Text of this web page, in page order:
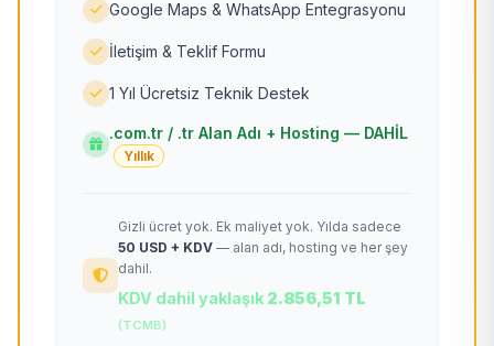
Google Maps & WhatsApp Entegrasyonu
İletişim & Teklif Formu
1 Yıl Ücretsiz Teknik Destek
.com.tr / .tr Alan Adı + Hosting — DAHİL
Yıllık
Gizli ücret yok. Ek maliyet yok. Yılda sadece
50 USD + KDV — alan adı, hosting ve her şey
dahil.
KDV dahil yaklaşık 2.856,51 TL
(TCMB)